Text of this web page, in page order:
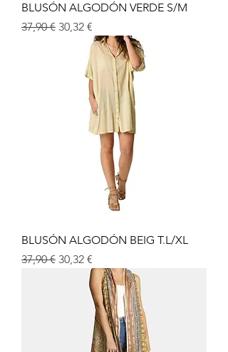
BLUSÓN ALGODÓN VERDE S/M
Prix original
37,90 € Prix promotionnel
30,32 €
BLUSÓN ALGODÓN BEIG T.L/XL
Prix original
37,90 € Prix promotionnel
30,32 €